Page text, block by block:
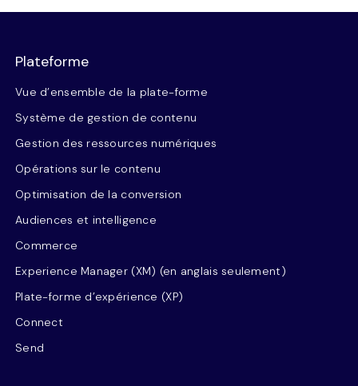
Plateforme
Vue d’ensemble de la plate-forme
Système de gestion de contenu
Gestion des ressources numériques
Opérations sur le contenu
Optimisation de la conversion
Audiences et intelligence
Commerce
Experience Manager (XM) (en anglais seulement)
Plate-forme d’expérience (XP)
Connect
Send